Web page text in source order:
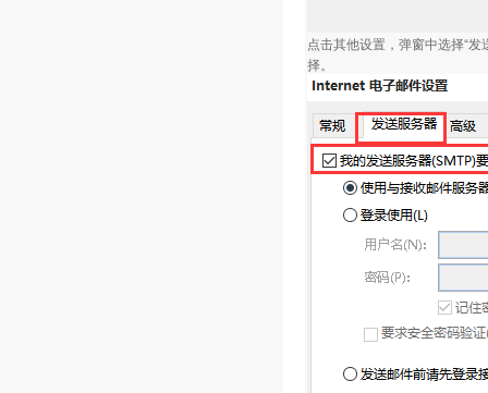
点击其他设置，弹窗中选择“
择。